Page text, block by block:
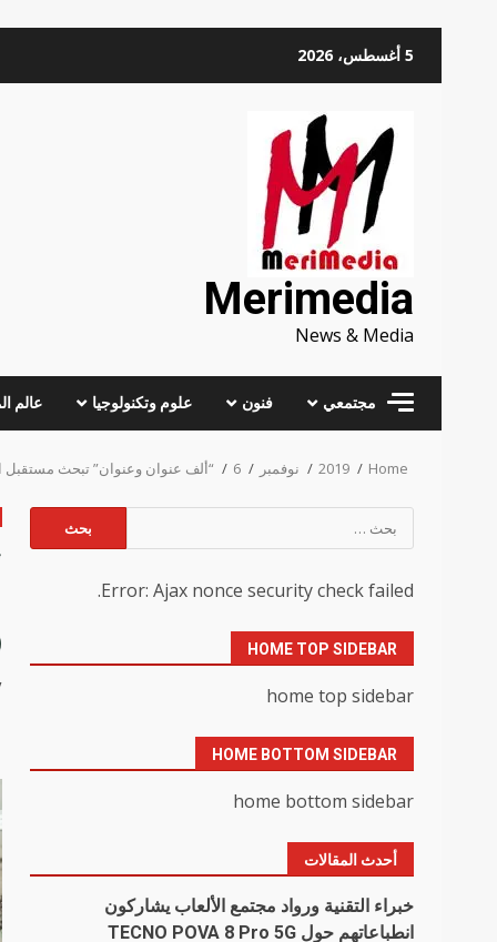
5 أغسطس، 2026
Merimedia
News & Media
مجتمعي فنون علوم وتكنولوجيا عالم
Home
2019 نوفمبر 6 “ألف عنوان وعنوان” تبحث مستقبل
عن:
Error: Ajax nonce security check failed.
HOME TOP SIDEBAR
home top sidebar
HOME BOTTOM SIDEBAR
home bottom sidebar
أحدث المقالات
خبراء التقنية ورواد مجتمع الألعاب يشاركون
انطباعاتهم حول TECNO POVA 8 Pro 5G